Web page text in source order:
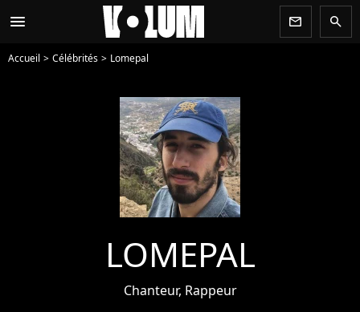
menu newsletter search
Accueil Célébrités Lomepal
LOMEPAL
Chanteur, Rappeur